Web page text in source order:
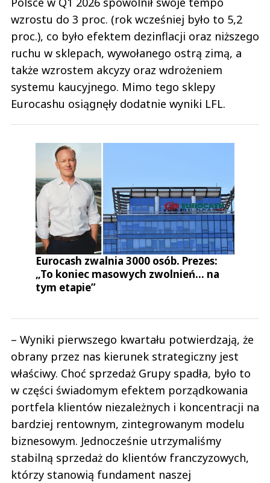
wzrostu do 3 proc. (rok wcześniej było to 5,2
proc.), co było efektem dezinflacji oraz niższego
ruchu w sklepach, wywołanego ostrą zimą, a
także wzrostem akcyzy oraz wdrożeniem
systemu kaucyjnego. Mimo tego sklepy
Eurocashu osiągnęły dodatnie wyniki LFL.
Eurocash zwalnia 3000 osób. Prezes:
„To koniec masowych zwolnień… na
tym etapie”
– Wyniki pierwszego kwartału potwierdzają, że
obrany przez nas kierunek strategiczny jest
właściwy. Choć sprzedaż Grupy spadła, było to
w części świadomym efektem porządkowania
portfela klientów niezależnych i koncentracji na
bardziej rentownym, zintegrowanym modelu
biznesowym. Jednocześnie utrzymaliśmy
stabilną sprzedaż do klientów franczyzowych,
którzy stanowią fundament naszej